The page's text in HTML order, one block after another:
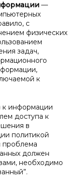
—
с
физических
задач,
к
информации
доступа к
в
политикой
проблема
должен
необходимо